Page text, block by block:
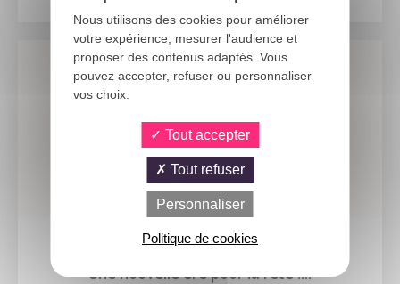
9 JUILLET 2026
Une nouvelle ère pour la fête :...
Nous utilisons des cookies pour améliorer
votre expérience, mesurer l'audience et
proposer des contenus adaptés. Vous
pouvez accepter, refuser ou personnaliser
vos choix.
Tout accepter
Tout refuser
Personnaliser
Politique de cookies